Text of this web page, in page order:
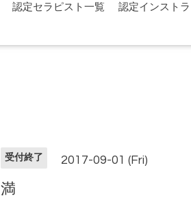
認定セラピスト一覧
認定インスト
受付終了 2017-09-01 (Fri)
満